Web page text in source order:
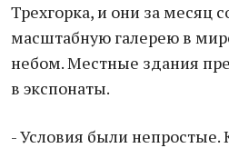
Трехгорка, и они за месяц
масштабную галерею в
небом. Местные здания
в экспонаты.
- Условия были непростые.